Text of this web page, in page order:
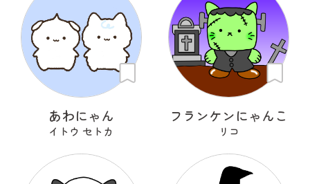
あわにゃん
イトウ セトカ
フランケンにゃんこ
リコ